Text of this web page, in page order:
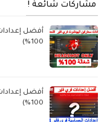
مشاركات شائعة !
100%)
100%)